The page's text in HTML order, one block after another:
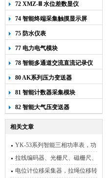
72 XMZ-Ⅲ 水位差数显仪
74 智能终端采集触摸显示屏
75 防水仪表
77 电力电气模块
78 智能多通道交流直流记录仪
80 AK系列压力变送器
81 智能计数器采集模块
82 智能大气压变送器
相关文章
YK-53系列智能三相功率表，功
率电能表，电参数功率表
拉线编码器、光栅尺、磁栅尺、
球栅尺、数显表、角度仪数显仪
电位计位移采集器，拉绳位移转